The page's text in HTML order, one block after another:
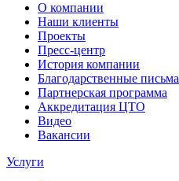
О компании
Наши клиенты
Проекты
Пресс-центр
История компании
Благодарственные письма
Партнерская программа
Аккредитация ЦТО
Видео
Вакансии
Услуги